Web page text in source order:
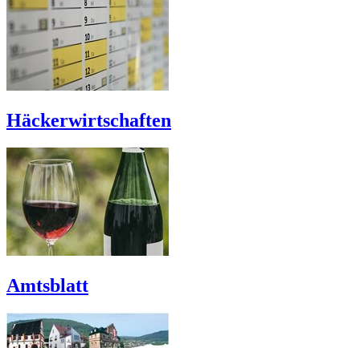
Häckerwirtschaften
Amtsblatt